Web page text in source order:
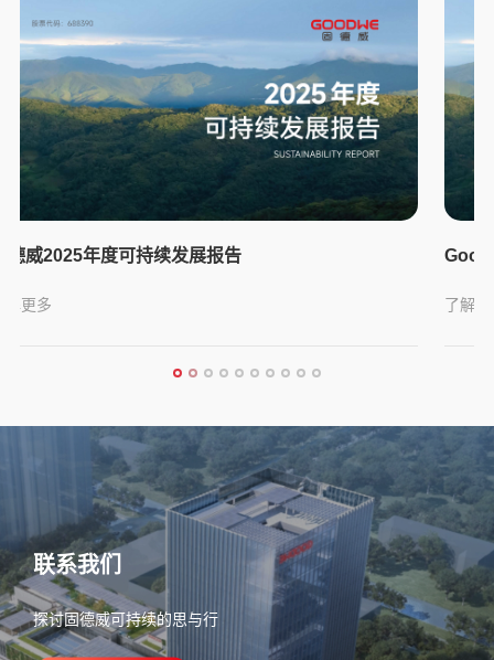
GoodWe 2025 Sustainability Report
了解更多
联系我们
探讨固德威可持续的思与行